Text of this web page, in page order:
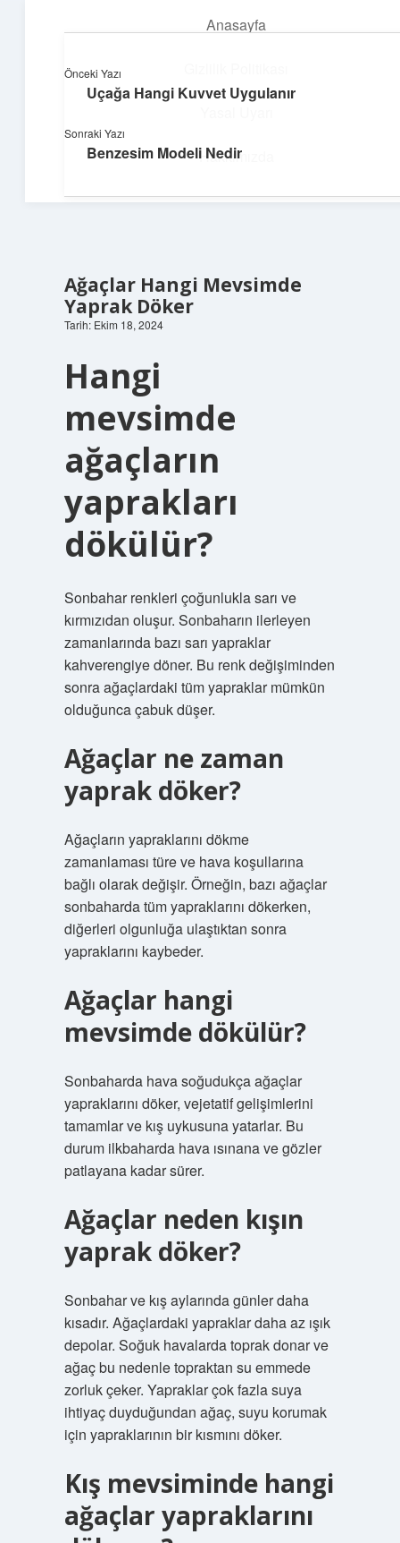
Anasayfa
Hakkımızda
Neşeli Bilgi Durağı
Hızlı hikayelerle gününü şenlendir!
Ağaçlar Hangi Mevsimde
Yaprak Döker
Tarih: Ekim 18, 2024
Hangi
mevsimde
ağaçların
yaprakları
dökülür?
Sonbahar renkleri çoğunlukla sarı ve
kırmızıdan oluşur. Sonbaharın ilerleyen
zamanlarında bazı sarı yapraklar
kahverengiye döner. Bu renk değişiminden
sonra ağaçlardaki tüm yapraklar mümkün
olduğunca çabuk düşer.
Ağaçlar ne zaman
yaprak döker?
Ağaçların yapraklarını dökme
zamanlaması türe ve hava koşullarına
bağlı olarak değişir. Örneğin, bazı ağaçlar
sonbaharda tüm yapraklarını dökerken,
diğerleri olgunluğa ulaştıktan sonra
yapraklarını kaybeder.
Ağaçlar hangi
mevsimde dökülür?
Sonbaharda hava soğudukça ağaçlar
yapraklarını döker, vejetatif gelişimlerini
tamamlar ve kış uykusuna yatarlar. Bu
durum ilkbaharda hava ısınana ve gözler
patlayana kadar sürer.
Ağaçlar neden kışın
yaprak döker?
Sonbahar ve kış aylarında günler daha
kısadır. Ağaçlardaki yapraklar daha az ışık
depolar. Soğuk havalarda toprak donar ve
ağaç bu nedenle topraktan su emmede
zorluk çeker. Yapraklar çok fazla suya
ihtiyaç duyduğundan ağaç, suyu korumak
için yapraklarının bir kısmını döker.
Kış mevsiminde hangi
ağaçlar yapraklarını
Önceki Yazı
Uçağa Hangi Kuvvet Uygulanır
Sonraki Yazı
Benzesim Modeli Nedir